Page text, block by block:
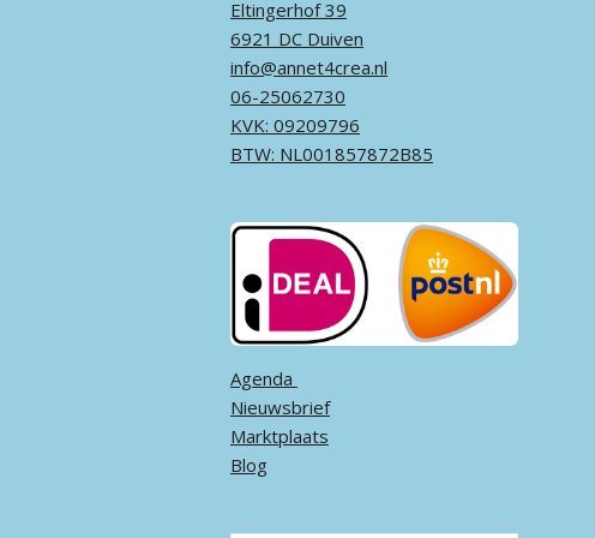
Eltingerhof 39
6921 DC Duiven
info@annet4crea.nl
06-25062730
KVK: 09209796
BTW: NL001857872B85
Agenda ​
Nieuwsbrief
Marktplaats
Blog